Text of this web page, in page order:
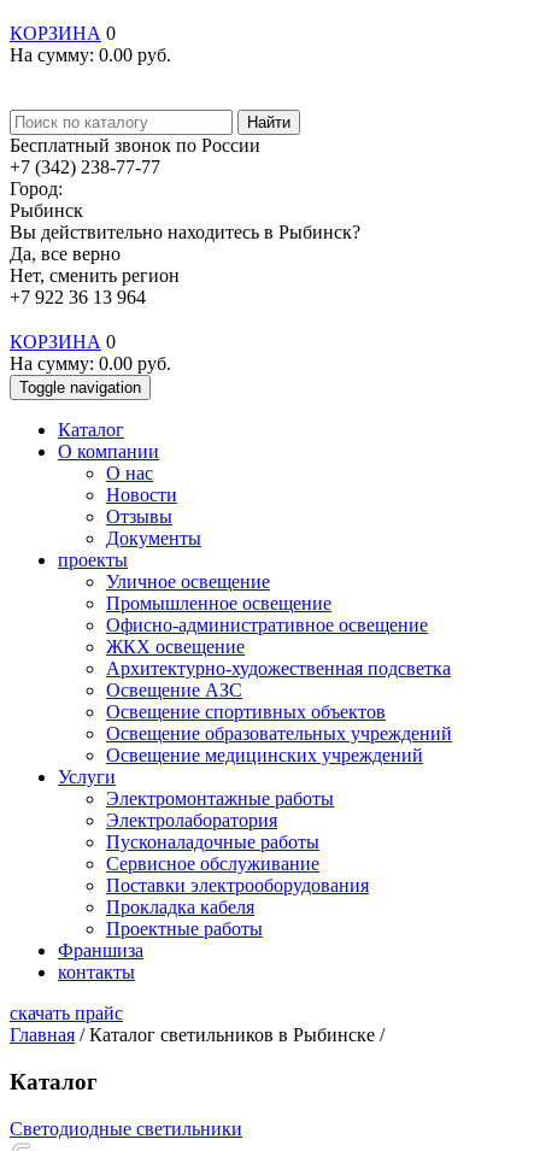
КОРЗИНА 0
На сумму: 0.00 руб.
Найти
Бесплатный звонок по России
+7 (342) 238-77-77
Город:
Рыбинск
Вы действительно находитесь в Рыбинск?
Да, все верно
Нет, сменить регион
+7 922 36 13 964
КОРЗИНА 0
На сумму: 0.00 руб.
Toggle navigation
Каталог
О компании
О нас
Новости
Отзывы
Документы
проекты
Уличное освещение
Промышленное освещение
Офисно-административное освещение
ЖКХ освещение
Архитектурно-художественная подсветка
Освещение АЗС
Освещение спортивных объектов
Освещение образовательных учреждений
Освещение медицинских учреждений
Услуги
Электромонтажные работы
Электролаборатория
Пусконаладочные работы
Сервисное обслуживание
Поставки электрооборудования
Прокладка кабеля
Проектные работы
Франшиза
контакты
скачать прайс
Главная / Каталог светильников в Рыбинске /
Каталог
Светодиодные светильники